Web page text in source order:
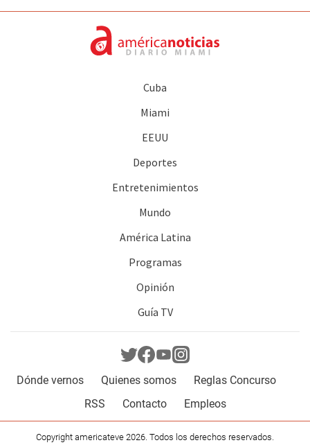
Cuba
Miami
EEUU
Deportes
Entretenimientos
Mundo
América Latina
Programas
Opinión
Guía TV
Dónde vernos Quienes somos
Reglas Concurso
RSS
Contacto Empleos
Copyright americateve 2026. Todos los derechos reservados.